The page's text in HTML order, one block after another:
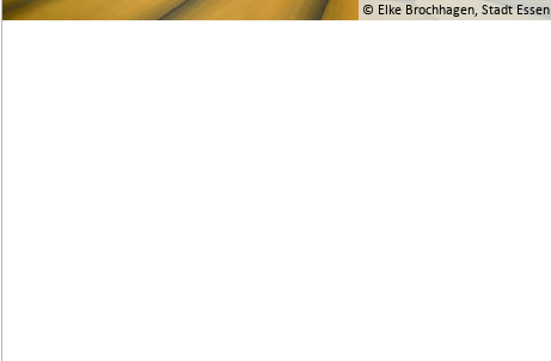
© Elke Brochhagen, Stadt Essen